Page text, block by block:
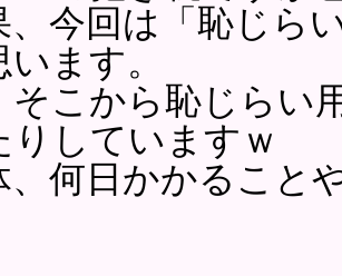
、今回は「恥じら
います。
そこから恥じらい
りしていますｗ
、何日かかること